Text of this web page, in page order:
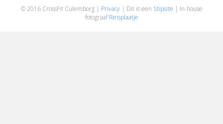
© 2016 CrossFit Culemborg | Privacy| Dit is een Stipsite | In-house
fotograafReisplaatje